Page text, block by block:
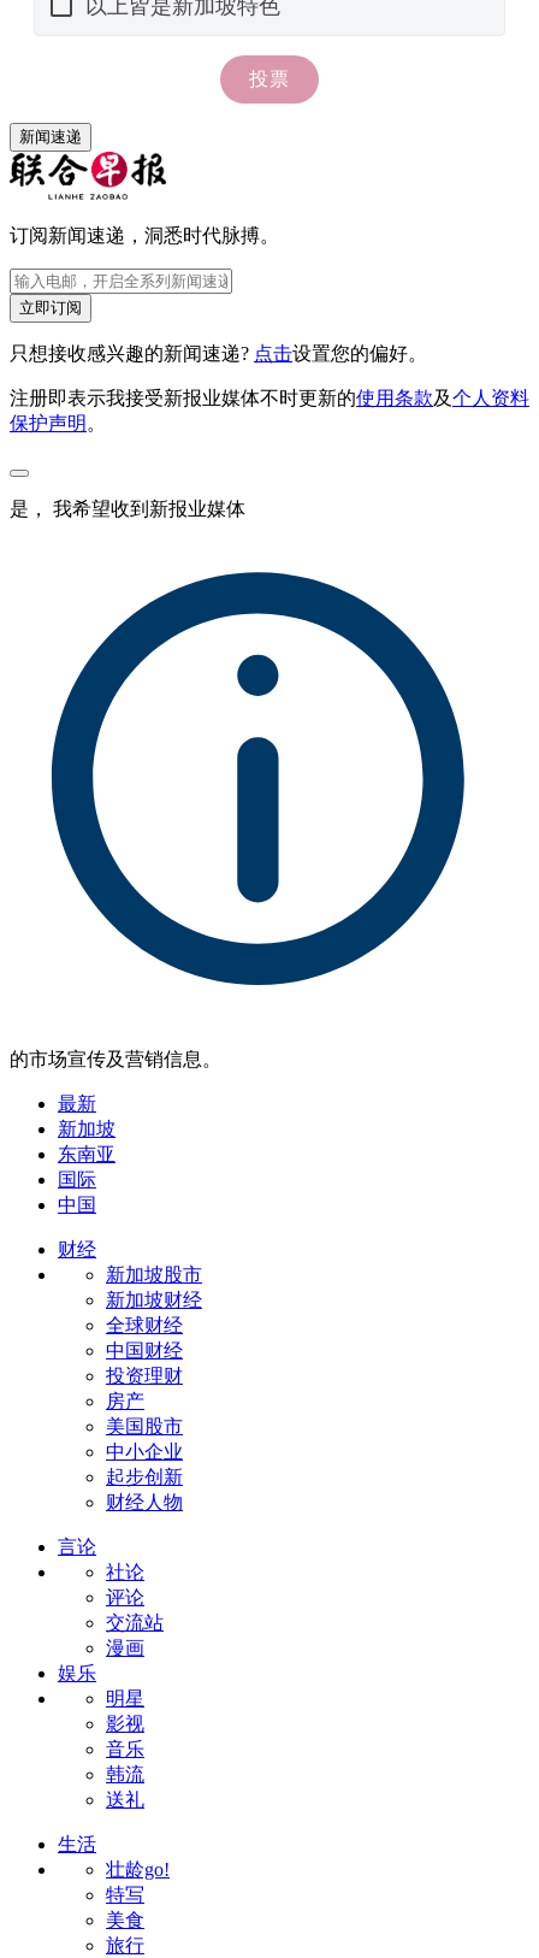
新闻速递
订阅新闻速递，洞悉时代脉搏。
立即订阅
只想接收感兴趣的新闻速递? 点击设置您的偏好。
注册即表示我接受新报业媒体不时更新的使用条款及个人资料
保护声明 。
是， 我希望收到新报业媒体
的市场宣传及营销信息。
最新
新加坡
东南亚
国际
中国
财经
新加坡股市
新加坡财经
全球财经
中国财经
投资理财
房产
美国股市
中小企业
起步创新
财经人物
言论
社论
评论
交流站
漫画
娱乐
明星
影视
音乐
韩流
送礼
生活
壮龄go!
特写
美食
旅行